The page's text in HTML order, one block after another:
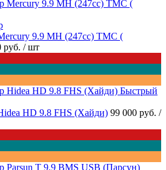
9.9 МН (247cc) TMC (
руб. / шт
Быстрый
HD 9.8 FHS (Хайди) 99 000 руб. /